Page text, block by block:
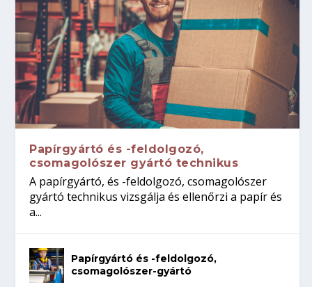
Papírgyártó és -feldolgozó,
csomagolószer gyártó technikus
A papírgyártó, és -feldolgozó, csomagolószer
gyártó technikus vizsgálja és ellenőrzi a papír és
a...
Papírgyártó és -feldolgozó,
csomagolószer-gyártó